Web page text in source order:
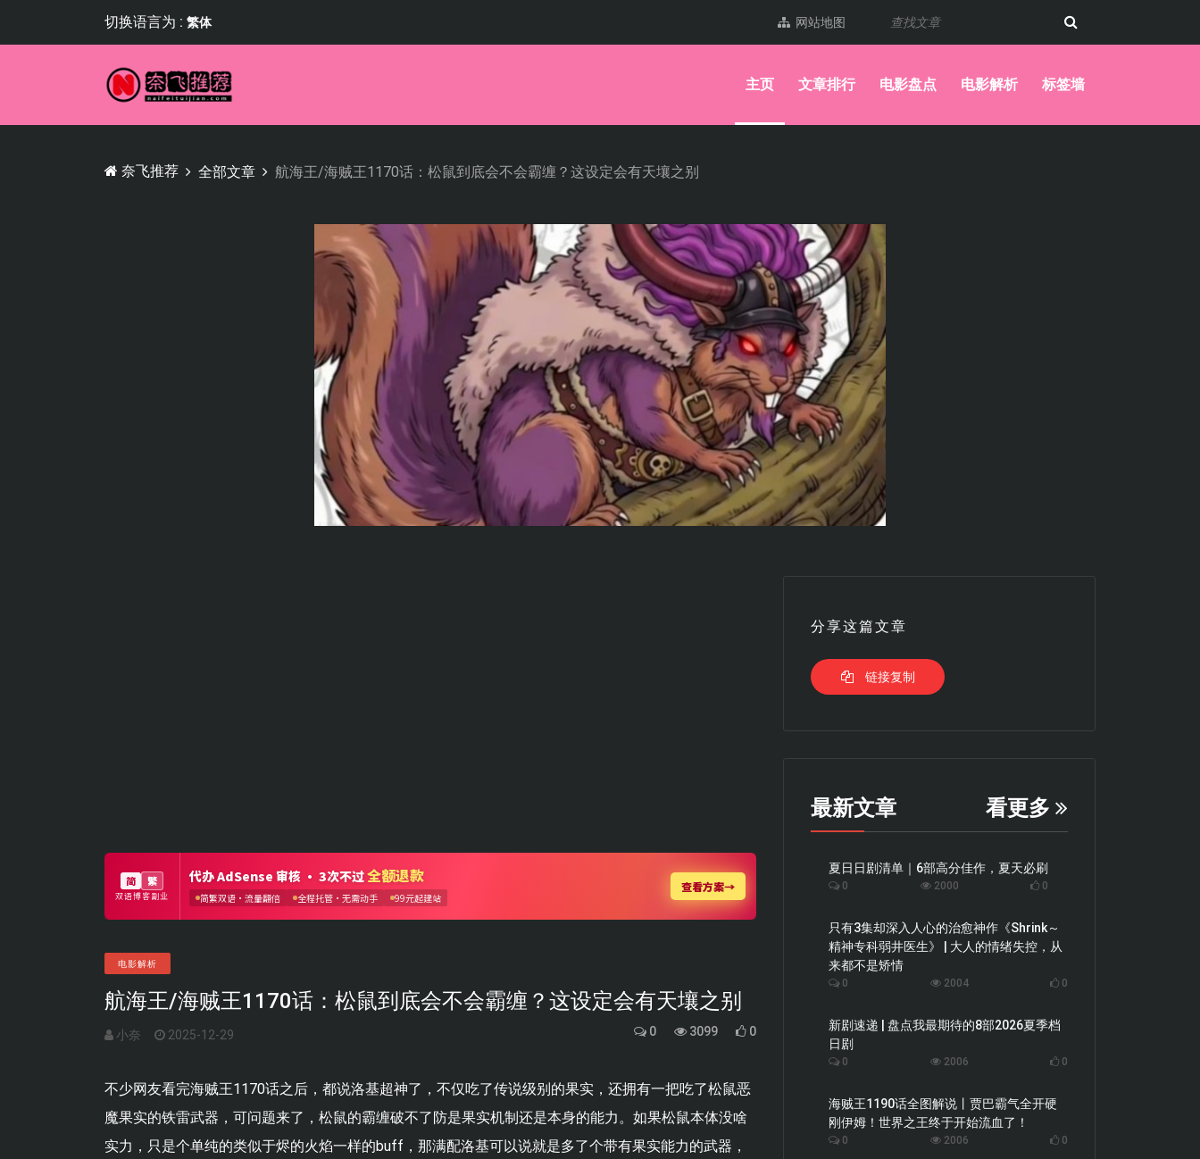
切换语言为 : 繁体 网站地图
主页 文章排行 电影盘点 电影解析 标签墙
奈飞推荐 全部文章 航海王/海贼王1170话：松鼠到底会不会霸缠？这设定会有天壤之别
电影解析
航海王/海贼王1170话：松鼠到底会不会霸缠？这设定会有天壤之别
小奈 2025-12-29 0 3099 0
不少网友看完海贼王1170话之后，都说洛基超神了，不仅吃了传说级别的果实，还拥有一把吃了松鼠恶
魔果实的铁雷武器，可问题来了，松鼠的霸缠破不了防是果实机制还是本身的能力。如果松鼠本体没啥
实力，只是个单纯的类似于烬的火焰一样的buff，那满配洛基可以说就是多了个带有果实能力的武器，
分享这篇文章
链接复制
最新文章 看更多
夏日日剧清单｜6部高分佳作，夏天必刷
0 2000 0
只有3集却深入人心的治愈神作《Shrink～
精神专科弱井医生》 | 大人的情绪失控，从
来都不是矫情
0 2004 0
新剧速递 | 盘点我最期待的8部2026夏季档
日剧
0 2006 0
海贼王1190话全图解说丨贾巴霸气全开硬
刚伊姆！世界之王终于开始流血了！
0 2006 0